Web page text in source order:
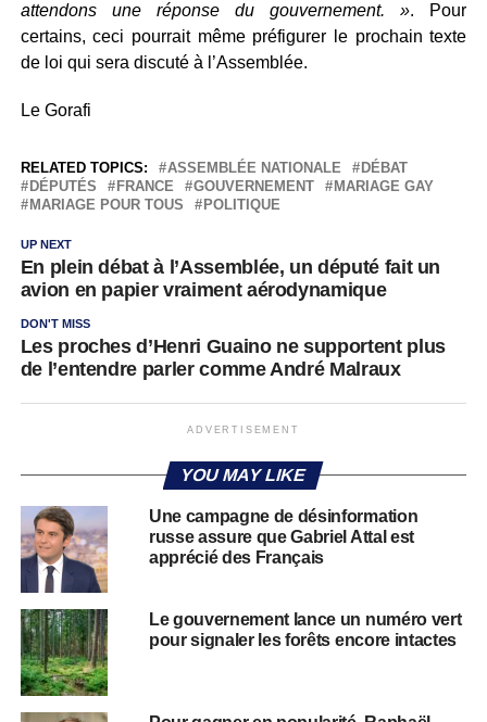
attendons une réponse du gouvernement. ». Pour
certains, ceci pourrait même préfigurer le prochain texte
de loi qui sera discuté à l’Assemblée.
Le Gorafi
RELATED TOPICS: ASSEMBLÉE NATIONALE
DÉBAT
DÉPUTÉS
FRANCE GOUVERNEMENT
MARIAGE GAY
MARIAGE POUR TOUS
POLITIQUE
UP NEXT
En plein débat à l’Assemblée, un député fait un
avion en papier vraiment aérodynamique
DON'T MISS
Les proches d’Henri Guaino ne supportent plus
de l’entendre parler comme André Malraux
ADVERTISEMENT
YOU MAY LIKE
Une campagne de désinformation
russe assure que Gabriel Attal est
apprécié des Français
Le gouvernement lance un numéro vert
pour signaler les forêts encore intactes